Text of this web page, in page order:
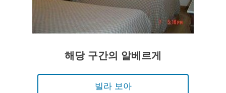
해당 구간의 알베르게
빌라 보아